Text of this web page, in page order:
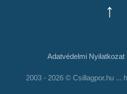
↑
Adatvédelmi Nyilatkozat
2003 - 2026 © Csillagpor.hu ...